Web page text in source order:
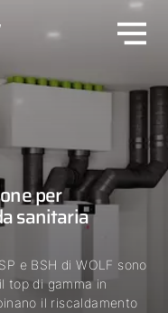
per
sanitaria
e BSH di WOLF sono
top di gamma in
il riscaldamento